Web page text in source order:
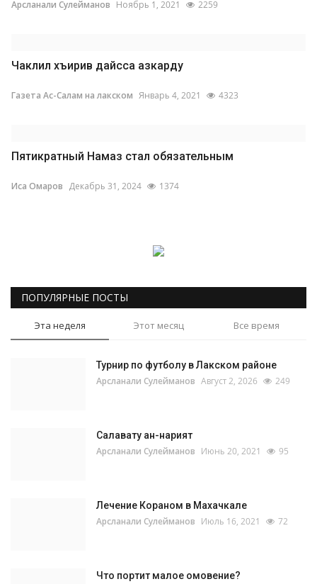
Арсланали Сулейманов Ноябрь 1, 2021 2259
Чаклил хъирив дайсса азкарду
Газета Ас-Салам на лакском Январь 4, 2021 4323
Пятикратный Намаз стал обязательным
Иса Омаров Декабрь 31, 2024 1374
ПОПУЛЯРНЫЕ ПОСТЫ
Эта неделя Этот месяц Все время
Турнир по футболу в Лакском районе
Арсланали Сулейманов Август 2, 2026 249
Салавату ан-нарият
Арсланали Сулейманов Июнь 20, 2021 95
Лечение Кораном в Махачкале
Арсланали Сулейманов Июль 16, 2021 72
Что портит малое омовение?